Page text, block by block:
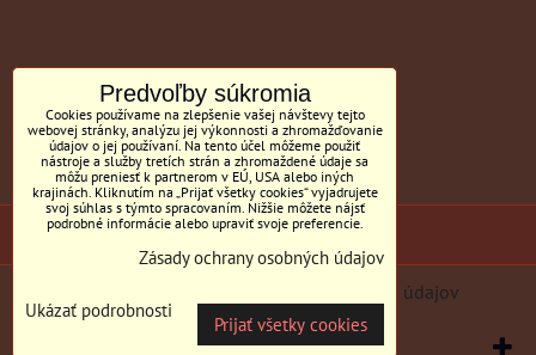
(c) Sedačky BILL MC Tornyai
Zásady ochrany osobných údajov
Vytvorené pomocou:BiznisWeb.sk
Predvoľby súkromia
Cookies používame na zlepšenie vašej návštevy tejto
webovej stránky, analýzu jej výkonnosti a zhromažďovanie
údajov o jej používaní. Na tento účel môžeme použiť
nástroje a služby tretích strán a zhromaždené údaje sa
môžu preniesť k partnerom v EÚ, USA alebo iných
krajinách. Kliknutím na „Prijať všetky cookies“ vyjadrujete
svoj súhlas s týmto spracovaním. Nižšie môžete nájsť
podrobné informácie alebo upraviť svoje preferencie.
Zásady ochrany osobných údajov
Ukázať podrobnosti
Prijať všetky cookies